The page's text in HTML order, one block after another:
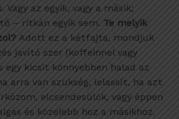
Vagy az egyik, vagy a másik;
– ritkán egyik sem. Te melyik
Adott ez a kétfajta, mondjuk
javító szer (koffeinnel vagy
egy kicsit könnyebben halad az
arra van szükség, lelassít, ha azt
elcsendesülök, vagy éppen
és közelebb hoz a másikhoz.